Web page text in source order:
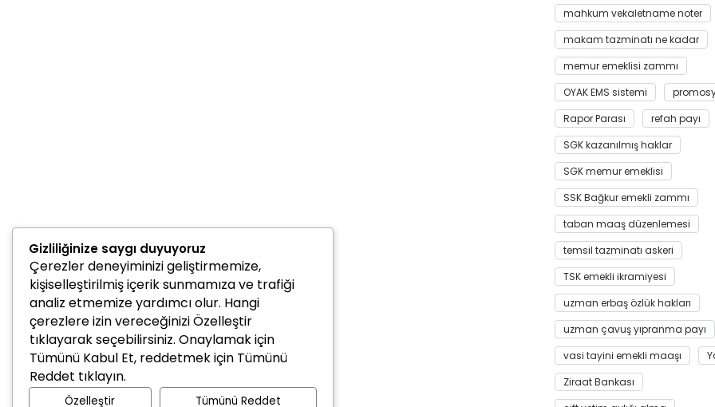
mahkum vekaletname noter
makam tazminatı ne kadar
memur emeklisi zammı
OYAK EMS sistemi
Rapor Parası
refah payı
SGK kazanılmış haklar
SGK memur emeklisi
SSK Bağkur emekli zammı
taban maaş düzenlemesi
temsil tazminatı askeri
TSK emekli ikramiyesi
uzman erbaş özlük hakları
uzman çavuş yıpranma payı
vasi tayini emekli maaşı
Ziraat Bankası
Gizliliğinize saygı duyuyoruz
Çerezler deneyiminizi geliştirmemize,
kişiselleştirilmiş içerik sunmamıza ve trafiği
analiz etmemize yardımcı olur. Hangi
çerezlere izin vereceğiniziÖzelleştir
tıklayarak seçebilirsiniz. Onaylamak için
Tümünü Kabul Et, reddetmek için Tümünü
Reddet tıklayın.
Özelleştir Tümünü Reddet